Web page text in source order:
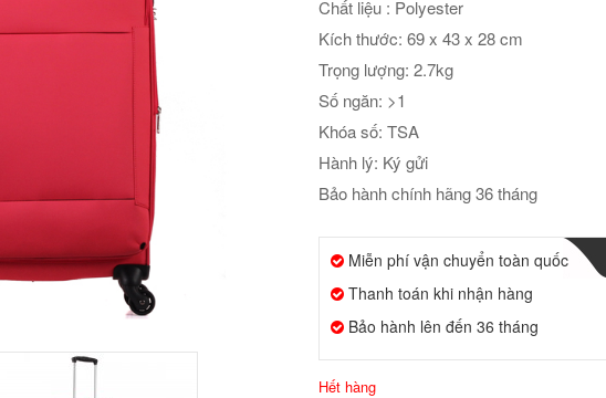
Chất liệu : Polyester
Kích thước: 69 x 43 x 28 cm
Trọng lượng: 2.7kg
Số ngăn: >1
Khóa số: TSA
Hành lý: Ký gửi
Bảo hành chính hãng 36 tháng
Miễn phí vận chuyển toàn quốc
Thanh toán khi nhận hàng
Bảo hành lên đến 36 tháng
Hết hàng